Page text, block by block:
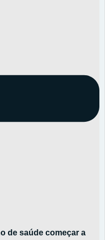
de saúde começar a